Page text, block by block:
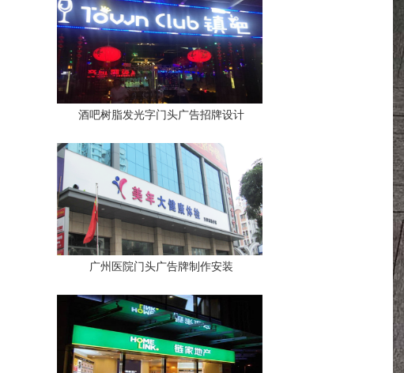
酒吧树脂发光字门头广告招牌设计
广州医院门头广告牌制作安装